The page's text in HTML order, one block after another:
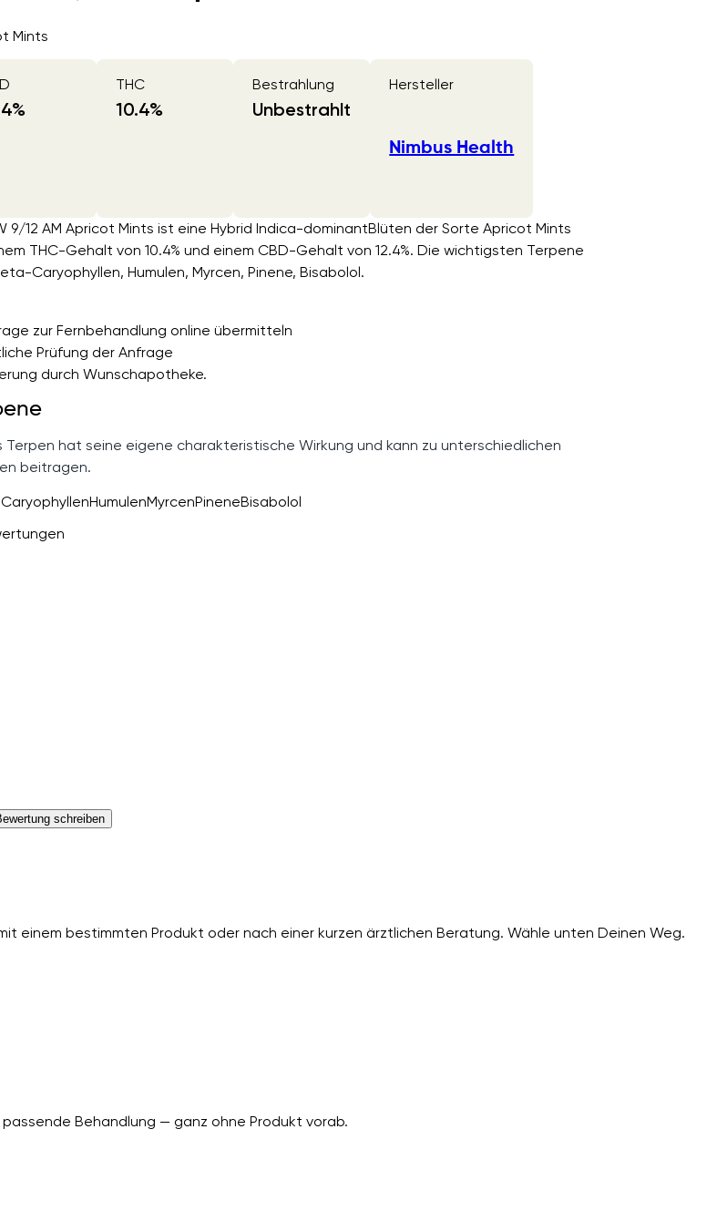
Mints
%
THC
10.4%
Bestrahlung
Unbestrahlt
Hersteller
Nimbus Health
9/12 AM Apricot Mints ist eine Hybrid Indica-dominantBlüten der Sorte Apricot Mints
THC-Gehalt von 10.4% und einem CBD-Gehalt von 12.4%. Die wichtigsten Terpene
Caryophyllen, Humulen, Myrcen, Pinene, Bisabolol.
zur Fernbehandlung online übermitteln
Prüfung der Anfrage
durch Wunschapotheke.
Terpen hat seine eigene charakteristische Wirkung und kann zu unterschiedlichen
beitragen.
HumulenMyrcenPineneBisabolol
schreiben
einem bestimmten Produkt oder nach einer kurzen ärztlichen Beratung. Wähle unten Deinen Weg.
Behandlung — ganz ohne Produkt vorab.